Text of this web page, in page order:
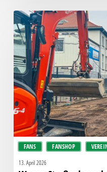
FANS FANSHOP
Wegen
Straßenbauarbeiten:
Geschäftsstelle
für
Publikumsverkehr
diese
Woche
geschlossen
13. April 2026